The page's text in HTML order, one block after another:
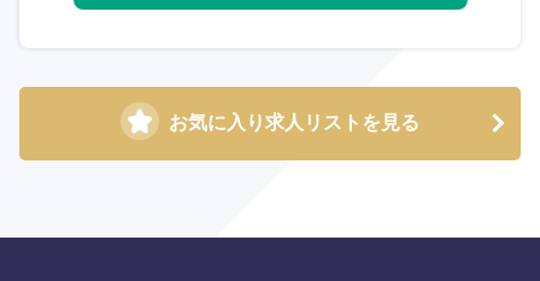
お気に入り求人リストを見る